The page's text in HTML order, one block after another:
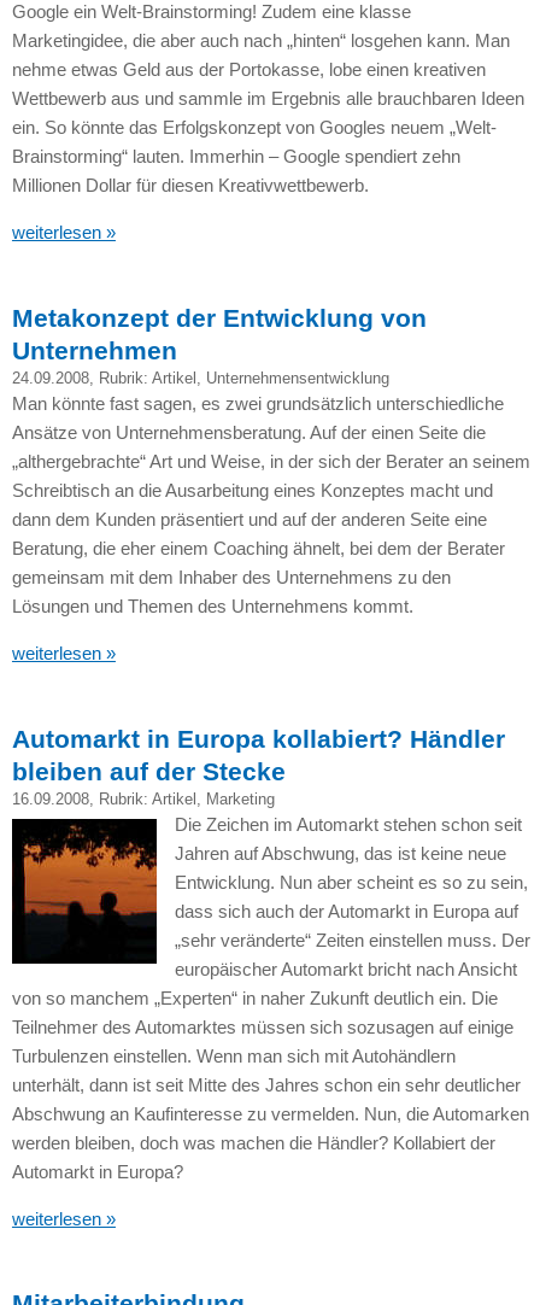
Google ein Welt-Brainstorming! Zudem eine klasse
Marketingidee, die aber auch nach „hinten“ losgehen kann. Man
nehme etwas Geld aus der Portokasse, lobe einen kreativen
Wettbewerb aus und sammle im Ergebnis alle brauchbaren Ideen
ein. So könnte das Erfolgskonzept von Googles neuem „Welt-
Brainstorming“ lauten. Immerhin – Google spendiert zehn
Millionen Dollar für diesen Kreativwettbewerb.
weiterlesen »
Metakonzept der Entwicklung von
Unternehmen
24.09.2008, Rubrik: Artikel Unternehmensentwicklung
Man könnte fast sagen, es zwei grundsätzlich unterschiedliche
Ansätze von Unternehmensberatung. Auf der einen Seite die
„althergebrachte“ Art und Weise, in der sich der Berater an seinem
Schreibtisch an die Ausarbeitung eines Konzeptes macht und
dann dem Kunden präsentiert und auf der anderen Seite eine
Beratung, die eher einem Coaching ähnelt, bei dem der Berater
gemeinsam mit dem Inhaber des Unternehmens zu den
Lösungen und Themen des Unternehmens kommt.
weiterlesen »
Automarkt in Europa kollabiert? Händler
bleiben auf der Stecke
16.09.2008, Rubrik: Artikel Marketing
Die Zeichen im Automarkt stehen schon seit
Jahren auf Abschwung, das ist keine neue
Entwicklung. Nun aber scheint es so zu sein,
dass sich auch der Automarkt in Europa auf
„sehr veränderte“ Zeiten einstellen muss. Der
europäischer Automarkt bricht nach Ansicht
von so manchem „Experten“ in naher Zukunft deutlich ein. Die
Teilnehmer des Automarktes müssen sich sozusagen auf einige
Turbulenzen einstellen. Wenn man sich mit Autohändlern
unterhält, dann ist seit Mitte des Jahres schon ein sehr deutlicher
Abschwung an Kaufinteresse zu vermelden. Nun, die Automarken
werden bleiben, doch was machen die Händler? Kollabiert der
Automarkt in Europa?
weiterlesen »